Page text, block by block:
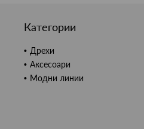
Категории
Дрехи
Аксесоари
Модни линии